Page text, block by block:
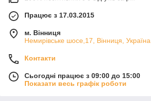
Працює з 17.03.2015
м. Вінниця
Немирівське шосе,17, Вінниця, Україна
Контакти
Сьогодні працює з 09:00 до 15:00
Показати весь графік роботи